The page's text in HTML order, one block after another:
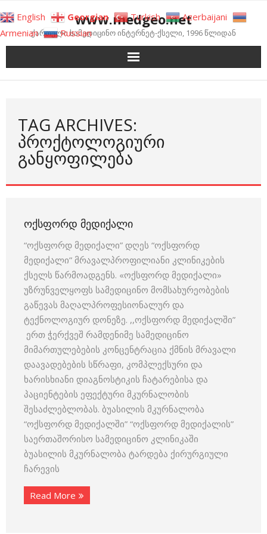
to
content
www.medgeo.net
ქართული სამედიცინო ინტერნეტ-ქსელი, 1996 წლიდან
TAG ARCHIVES:
ᲞᲠᲝᲥᲢᲝᲚᲝᲒᲘᲣᲠᲘ
ᲒᲐᲜᲧᲝᲤᲘᲚᲔᲑᲐ
ᲝᲥᲡᲤᲝᲠᲓ ᲛᲔᲓᲘᲥᲐᲚᲘ
“ოქსფორდ მედიქალი” დღეს “ოქსფორდ
მედიქალი” მრავალპროფილიანი კლინიკების
ქსელს წარმოადგენს. «ოქსფორდ მედიქალი»
უზრუნველყოფს სამედიცინო მომსახურეობების
გაწევას მაღალპროფესიონალურ და
ტექნოლოგიურ დონეზე. ,,ოქსფორდ მედიქალში”
ერთ ჭერქვეშ რამდენიმე სამედიცინო
მიმართულებების კონცენტრაცია ქმნის მრავალი
დაავადებების სწრაფი, კომპლექსური და
ხარისხიანი დიაგნოსტიკის ჩატარებისა და
პაციენტების ეფექტური მკურნალობის
შესაძლებლობას. ბუასილის მკურნალობა
“ოქსფორდ მედიქალში” “ოქსფორდ მედიქალის”
საერთაშორისო სამედიცინო კლინიკაში
ბუასილის მკურნალობა ტარდება ქირურგიული
ჩარევის
Read More
English Georgian Turkish
Azerbaijani
Armenian
Russian